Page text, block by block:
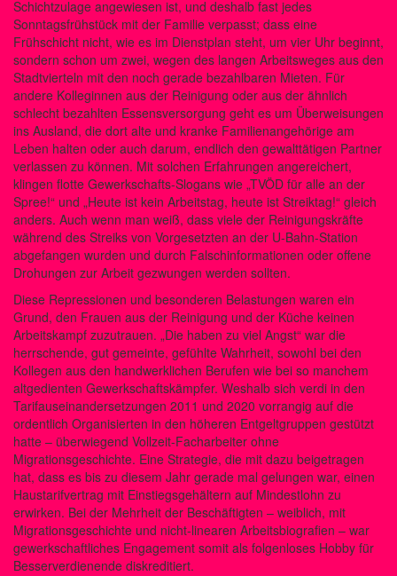
Schichtzulage angewiesen ist, und deshalb fast jedes
Sonntagsfrühstück mit der Familie verpasst; dass eine
Frühschicht nicht, wie es im Dienstplan steht, um vier Uhr beginnt,
sondern schon um zwei, wegen des langen Arbeitsweges aus den
Stadtvierteln mit den noch gerade bezahlbaren Mieten. Für
andere Kolleginnen aus der Reinigung oder aus der ähnlich
schlecht bezahlten Essensversorgung geht es um Überweisungen
ins Ausland, die dort alte und kranke Familienangehörige am
Leben halten oder auch darum, endlich den gewalttätigen Partner
verlassen zu können. Mit solchen Erfahrungen angereichert,
klingen flotte Gewerkschafts-Slogans wie „TVÖD für alle an der
Spree!“ und „Heute ist kein Arbeitstag, heute ist Streiktag!“ gleich
anders. Auch wenn man weiß, dass viele der Reinigungskräfte
während des Streiks von Vorgesetzten an der U-Bahn-Station
abgefangen wurden und durch Falschinformationen oder offene
Drohungen zur Arbeit gezwungen werden sollten.
Diese Repressionen und besonderen Belastungen waren ein
Grund, den Frauen aus der Reinigung und der Küche keinen
Arbeitskampf zuzutrauen. „Die haben zu viel Angst“ war die
herrschende, gut gemeinte, gefühlte Wahrheit, sowohl bei den
Kollegen aus den handwerklichen Berufen wie bei so manchem
altgedienten Gewerkschaftskämpfer. Weshalb sich verdi in den
Tarifauseinandersetzungen 2011 und 2020 vorrangig auf die
ordentlich Organisierten in den höheren Entgeltgruppen gestützt
hatte – überwiegend Vollzeit-Facharbeiter ohne
Migrationsgeschichte. Eine Strategie, die mit dazu beigetragen
hat, dass es bis zu diesem Jahr gerade mal gelungen war, einen
Haustarifvertrag mit Einstiegsgehältern auf Mindestlohn zu
erwirken. Bei der Mehrheit der Beschäftigten – weiblich, mit
Migrationsgeschichte und nicht-linearen Arbeitsbiografien – war
gewerkschaftliches Engagement somit als folgenloses Hobby für
Besserverdienende diskreditiert.